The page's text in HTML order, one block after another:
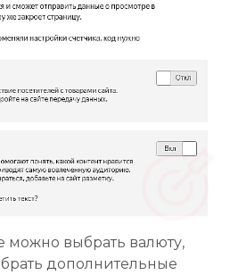
можно выбрать валюту,
дополнительные